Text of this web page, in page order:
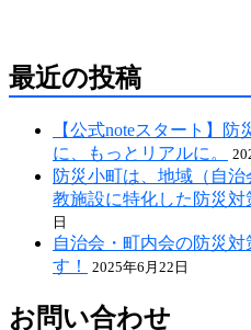
最近の投稿
【公式noteスタート】
に、もっとリアルに。
防災小町は、地域（自
教施設に特化した防災対
日
自治会・町内会の防災
す！
2025年6月22日
お問い合わせ